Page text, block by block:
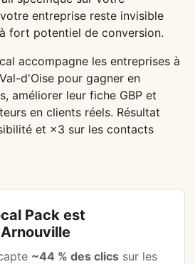
entreprise reste invisible
fort potentiel de conversion.
accompagne les entreprises à
d'Oise pour gagner en
améliorer leur fiche GBP et
en clients réels. Résultat
et ×3 sur les contacts
Pack est
~44 % des clics sur les